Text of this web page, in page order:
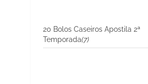
20 Bolos Caseiros Apostila 2ª
Temporada(7)